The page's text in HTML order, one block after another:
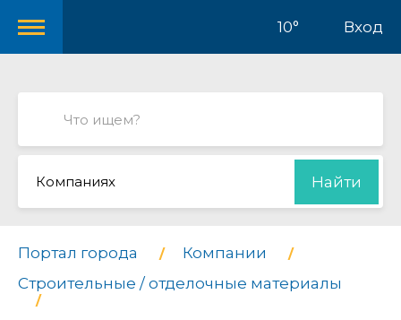
10° Вход
Компаниях Найти
Портал города
Компании
Строительные / отделочные материалы